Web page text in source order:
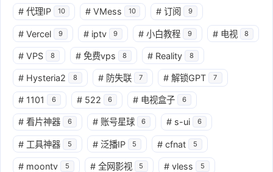
# 代理IP 10 # VMess 10 # 订阅 9
# Vercel 9 # iptv 9 # 小白教程 9 # 电视 8
# VPS 8 # 免费vps 8 # Reality 8
# Hysteria2 8 # 防失联 7 # 解锁GPT 7
# 1101 6 # 522 6 # 电视盒子 6
# 看片神器 6 # 账号星球 6 # s-ui 6
# 工具神器 5 # 泛播IP 5 # cfnat 5
# moontv 5 # 全网影视 5 # vless 5